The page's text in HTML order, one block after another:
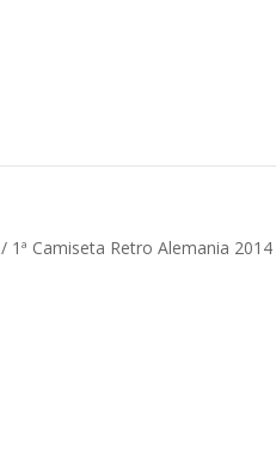
/ 1ª Camiseta Retro Alemania 2014